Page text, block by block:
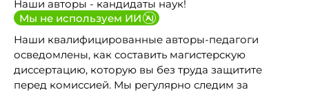
Наши авторы - кандидаты наук!
Мы не используем ИИ
Наши квалифицированные авторы-педагоги
осведомлены, как составить магистерскую
диссертацию, которую вы без труда защитите
перед комиссией. Мы регулярно следим за